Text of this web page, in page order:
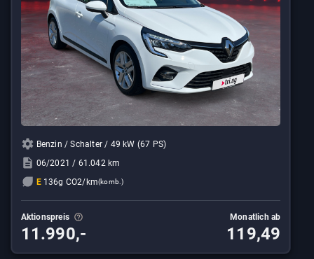
Benzin / Schalter / 49 kW (67 PS)
06/2021 / 61.042 km
E 136g CO2/km(komb.)
Aktionspreis
11.990,-
Monatlich ab
119,49